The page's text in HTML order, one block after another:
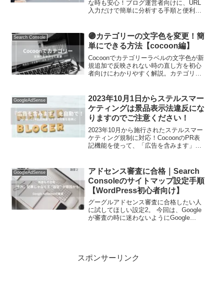
な時も安心！ブログ運営者向けに、URL
入力だけで簡単に分析する手順と便利な
Search Console
🟣カテゴリーの文字色を変更！簡
単にできる方法【cocoon編】
Cocoonでカテゴリーラベルの文字色が新
規追加で反映されない時の直し方を初心
者向けにわかりやすく解説。カテゴリ色
GoogleAdSense
2023年10月1日からステルスマー
ケティングは景品表示法違反にな
りますのでご注意ください！
2023年10月から施行されたステルスマー
ケティング規制に対応！CocoonのPR表
記機能を使って、「広告を含みます」表
GoogleAdSense
アドセンス審査に合格｜Search
Consoleのサイトマップ設定手順
【WordPress初心者向け】
グーグルアドセンス審査に合格したい人
に試してほしい設定2。 今回は、Google
が審査の時に迷わないようにGoogle
い。
スポンサーリンク